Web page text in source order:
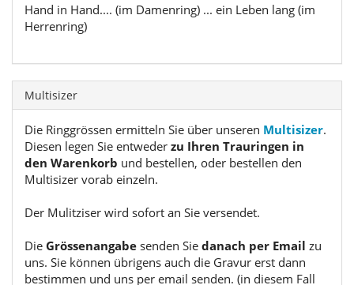
Hand in Hand.... (im Damenring) ... ein Leben lang (im
Herrenring)
Multisizer
Die Ringgrössen ermitteln Sie über unseren Multisizer.
Diesen legen Sie entweder zu Ihren Trauringen in
den Warenkorb und bestellen, oder bestellen den
Multisizer vorab einzeln.
Der Mulitziser wird sofort an Sie versendet.
Die Grössenangabe senden Sie danach per Email zu
uns. Sie können übrigens auch die Gravur erst dann
bestimmen und uns per email senden. (in diesem Fall